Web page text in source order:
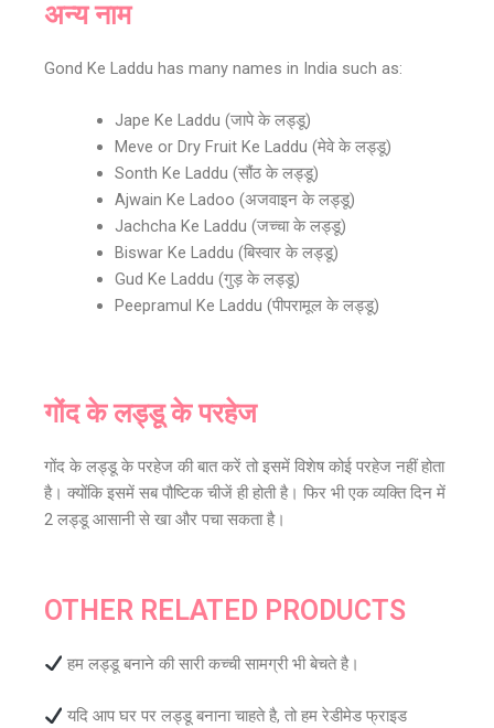
अन्य नाम
Gond Ke Laddu has many names in India such as:
Jape Ke Laddu (जापे के लड्डू)
Meve or Dry Fruit Ke Laddu (मेवे के लड्डू)
Sonth Ke Laddu (सौंठ के लड्डू)
Ajwain Ke Ladoo (अजवाइन के लड्डू)
Jachcha Ke Laddu (जच्चा के लड्डू)
Biswar Ke Laddu (बिस्वार के लड्डू)
Gud Ke Laddu (गुड़ के लड्डू)
Peepramul Ke Laddu (पीपरामूल के लड्डू)
गोंद के लड्डू के परहेज
गोंद के लड्डू के परहेज की बात करें तो इसमें विशेष कोई परहेज नहीं होता
है। क्योंकि इसमें सब पौष्टिक चीजें ही होती है। फिर भी एक व्यक्ति दिन में
2 लड्डू आसानी से खा और पचा सकता है।
OTHER RELATED PRODUCTS
हम लड्डू बनाने की सारी कच्ची सामग्री भी बेचते है।
यदि आप घर पर लड्डू बनाना चाहते है, तो हम रेडीमेड फ्राइड